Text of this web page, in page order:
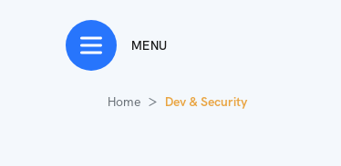
MENU
Home Dev & Security